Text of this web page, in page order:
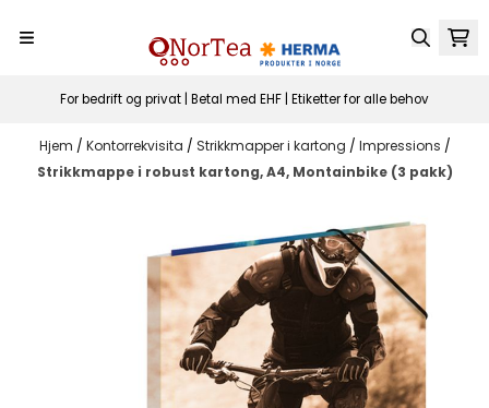
For bedrift og privat | Betal med EHF | Etiketter for alle behov
Hjem / Kontorrekvisita / Strikkmapper i kartong / Impressions /
Strikkmappe i robust kartong, A4, Montainbike (3 pakk)